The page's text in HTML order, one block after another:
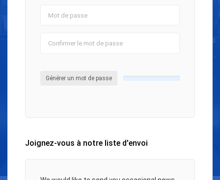
Générer un mot de passe
Joignez-vous à notre liste d'envoi